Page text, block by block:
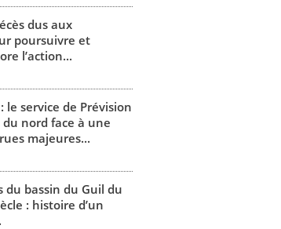
dus aux
poursuivre et
l’action...
le service de Prévision
du nord face à une
majeures...
du bassin du Guil du
: histoire d’un